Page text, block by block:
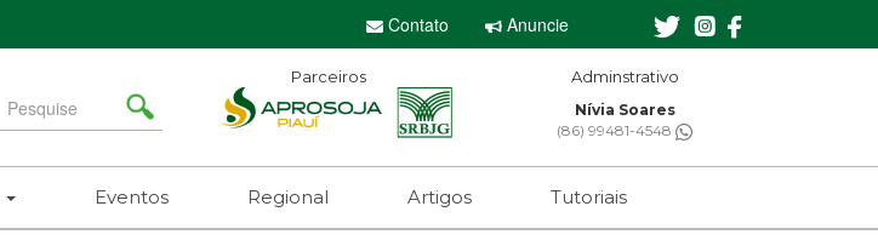
Contato Anuncie
Search
for
Parceiros Editor-chefe
Sebastian Eugênio
(61) 99650-2473
Eventos Regional Artigos Tutoriais